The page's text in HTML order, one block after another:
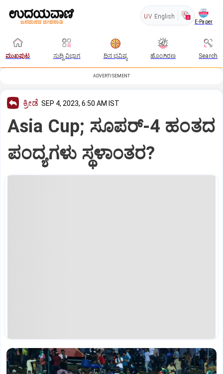
UV English
E-Paper
ಮುಖಪುಟ ಸುದ್ದಿ ವಿಭಾಗ ದಿನ ಭವಿಷ್ಯ ಹೊಂಗಿರಣ Search
ADVERTISEMENT
ಕ್ರೀಡೆ SEP 4, 2023, 6:50 AM IST
Asia Cup; ಸೂಪರ್‌-4 ಹಂತದ
ಪಂದ್ಯಗಳು ಸ್ಥಳಾಂತರ?